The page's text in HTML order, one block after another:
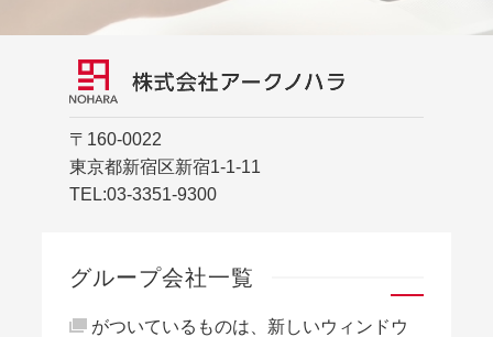
〒160-0022
東京都新宿区新宿1-1-11
TEL:03-3351-9300
グループ会社一覧
がついているものは、新しいウィンドウ